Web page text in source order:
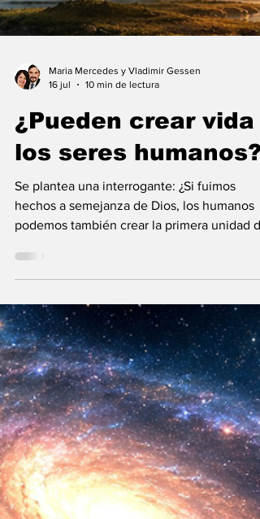
Maria Mercedes y Vladimir Gessen
los seres humanos?
hechos a semejanza de Dios, los humanos
podemos también crear la primera unidad
sintética desarrollada en laboratorio abre
nueva era científica que desafía nuestras
ideas sobre la creación... ¿Podemos crear
biológica? Durante siglos creímos que la
mayor aspiración de la inteligencia humana
consistía en comprender la vida. Hoy
comienza a aparecer una posibilidad todavía
más desconcer